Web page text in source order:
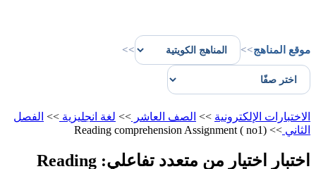
موقع المناهج>>
>>
الاختبارات الإلكترونية >> الصف العاشر >> لغة انجليزية >> الفصل
الثاني >>
Reading comprehension Assignment ( no1)
اختبار اختيار من متعدد تفاعلي: Reading